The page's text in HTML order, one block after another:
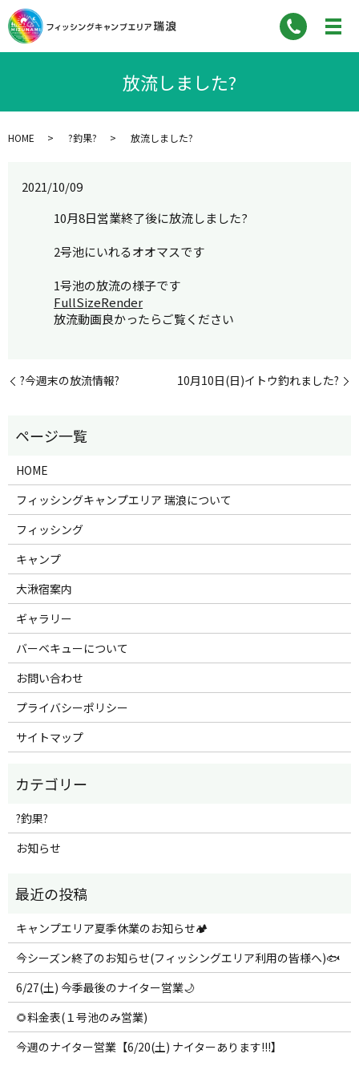
放流しました?
HOME ?釣果? 放流しました?
2021/10/09
10月8日営業終了後に放流しました?
2号池にいれるオオマスです
1号池の放流の様子です
FullSizeRender
放流動画良かったらご覧ください
?今週末の放流情報? 10月10日(日)イトウ釣れました?
HOME
フィッシングキャンプエリア 瑞浪について
フィッシング
キャンプ
大湫宿案内
ギャラリー
バーベキューについて
お問い合わせ
プライバシーポリシー
サイトマップ
?釣果?
お知らせ
キャンプエリア夏季休業のお知らせ🏕️
今シーズン終了のお知らせ(フィッシングエリア利用の皆様へ)🐟
6/27(土) 今季最後のナイター営業🌙
🌻料金表(１号池のみ営業)
今週のナイター営業【6/20(土) ナイターあります!!!】